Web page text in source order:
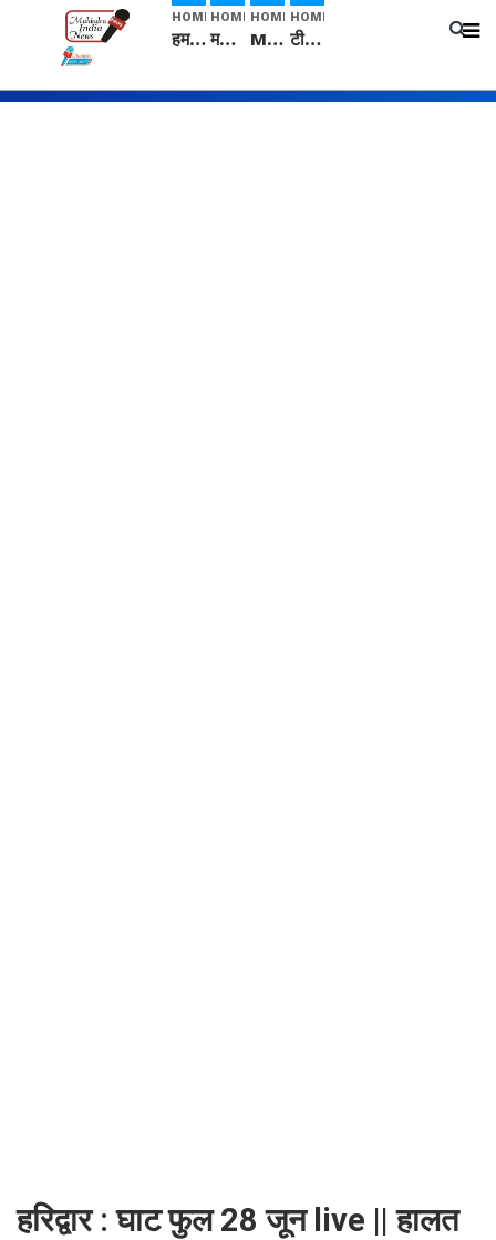
HOME
हम सनातनी..." सांसद kangana Ranaut से क्या बोली लड़की? Viral Jantar-Mantar | CJP protest
HOME
मनीषा हत्याकांड: हत्या, आत्महत्या या कोई बड़ा राज? | Full Story | Josh Haryana
HOME
Mangalsutra: हिंदू धर्म में शादी के बाद मंगलसूत्र क्यों पहनती है महिलाएं, किसने शुरु की ये परंपरा
HOME
टीम बीकेई ने एग्रीकल्चर ग्रेड की यूरिया खाद गट्टों में बदलकर टेक्निकल ग्रेड में बेचने वालों पर करवाई कार्रवाई: लखविंदर सिंह औलख
हरिद्वार : घाट फुल 28 जून live || हालत